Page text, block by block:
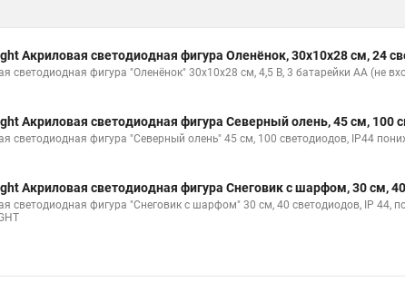
Акриловая светодиодная фигура Оленёнок, 30х10х28 см, 24
светодиодная фигура "Оленёнок" 30х10х28 см, 4,5 В, 3 батарейки AA (не
Акриловая светодиодная фигура Северный олень, 45 см, 100
светодиодная фигура "Северный олень" 45 см, 100 светодиодов, IP44
Акриловая светодиодная фигура Снеговик с шарфом, 30 см,
светодиодная фигура "Снеговик с шарфом" 30 см, 40 светодиодов, IP 44,